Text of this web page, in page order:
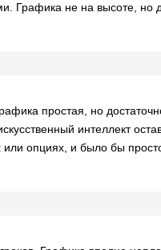
Графика не на высоте,
простая, но
интеллект
опциях, и было бы